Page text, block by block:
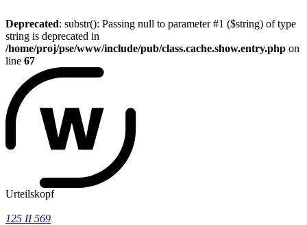
Deprecated: substr(): Passing null to parameter #1 ($string) of type
string is deprecated in
/home/proj/pse/www/include/pub/class.cache.show.entry.php on
line 67
Urteilskopf
125 II 569